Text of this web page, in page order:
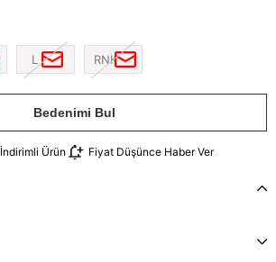
L RNK
Bedenimi Bul
İndirimli Ürün Fiyat Düşünce Haber Ver